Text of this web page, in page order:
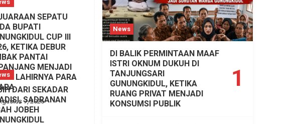
SEPATU
BUPATI
CUP III
KETIKA DEBUR
PANTAI
MENJADI
LAHIRNYA PARA
7, 2026
DARI SEKADAR
SADRANAN
JOBEH
News
1
DI BALIK PERMINTAAN MAAF
ISTRI OKNUM DUKUH DI
TANJUNGSARI
GUNUNGKIDUL, KETIKA
RUANG PRIVAT MENJADI
KONSUMSI PUBLIK